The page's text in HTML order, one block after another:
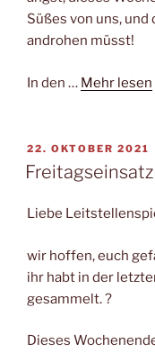
Süßes von uns, und
androhen müsst!
In den … Mehr lesen
VERÖFFENTLICHT
AM
22. OKTOBER 2021
Liebe
wir hoffen, euch
ihr habt in der
gesammelt. ?
Dieses